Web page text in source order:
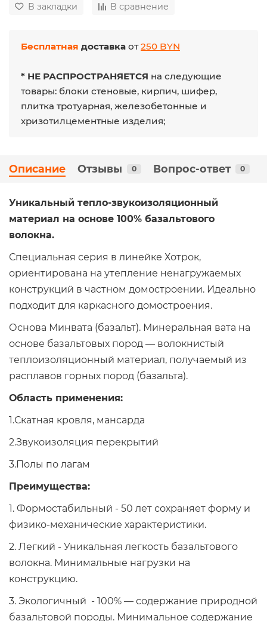
В закладки В сравнение
Бесплатная доставка от250 BYN
* НЕ РАСПРОСТРАНЯЕТСЯ на следующие
товары: блоки стеновые, кирпич, шифер,
плитка тротуарная, железобетонные и
хризотилцементные изделия;
Описание Отзывы 0 Вопрос-ответ 0
Уникальный тепло-звукоизоляционный
материал на основе 100% базальтового
волокна.
Специальная серия в линейке Хотрок,
ориентирована на утепление ненагружаемых
конструкций в частном домостроении. Идеально
подходит для каркасного домостроения.
Основа Минвата (базальт). Минеральная вата на
основе базальтовых пород — волокнистый
теплоизоляционный материал, получаемый из
расплавов горных пород (базальта).
Область применения:
1.Скатная кровля, мансарда
2.Звукоизоляция перекрытий
3.Полы по лагам
Преимущества:
1. Формостабильный - 50 лет сохраняет форму и
физико-механические характеристики.
2. Легкий - Уникальная легкость базальтового
волокна. Минимальные нагрузки на
конструкцию.
3. Экологичный - 100% — содержание природной
базальтовой породы. Минимальное содержание